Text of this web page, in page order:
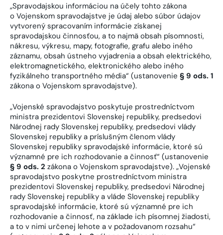
„Spravodajskou informáciou na účely tohto zákona
o Vojenskom spravodajstve je údaj alebo súbor údajov
vytvorený spracovaním informácie získanej
spravodajskou činnosťou, a to najmä obsah písomnosti,
nákresu, výkresu, mapy, fotografie, grafu alebo iného
záznamu, obsah ústneho vyjadrenia a obsah elektrického,
elektromagnetického, elektronického alebo iného
fyzikálneho transportného média“ (ustanovenie § 9 ods. 1
zákona o Vojenskom spravodajstve).
„Vojenské spravodajstvo poskytuje prostredníctvom
ministra prezidentovi Slovenskej republiky, predsedovi
Národnej rady Slovenskej republiky, predsedovi vlády
Slovenskej republiky a príslušným členom vlády
Slovenskej republiky spravodajské informácie, ktoré sú
významné pre ich rozhodovanie a činnosť“ (ustanovenie
§ 9 ods. 2 zákona o Vojenskom spravodajstve). „Vojenské
spravodajstvo poskytne prostredníctvom ministra
prezidentovi Slovenskej republiky, predsedovi Národnej
rady Slovenskej republiky a vláde Slovenskej republiky
spravodajské informácie, ktoré sú významné pre ich
rozhodovanie a činnosť, na základe ich písomnej žiadosti,
a to v nimi určenej lehote a v požadovanom rozsahu“